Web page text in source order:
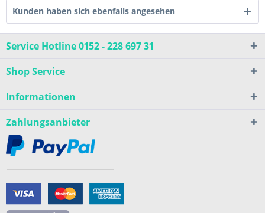
Kunden haben sich ebenfalls angesehen
Service Hotline 0152 - 228 697 31
Shop Service
Informationen
Zahlungsanbieter